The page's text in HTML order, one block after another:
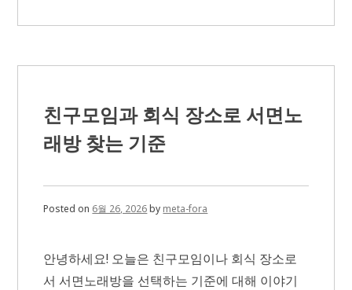
싸
·
주
차
동
동
선
친구모임과 회식 장소로 서면노
래방 찾는 기준
Posted on 6월 26, 2026by meta-fora
안녕하세요! 오늘은 친구모임이나 회식 장소로
서 서면노래방을 선택하는 기준에 대해 이야기